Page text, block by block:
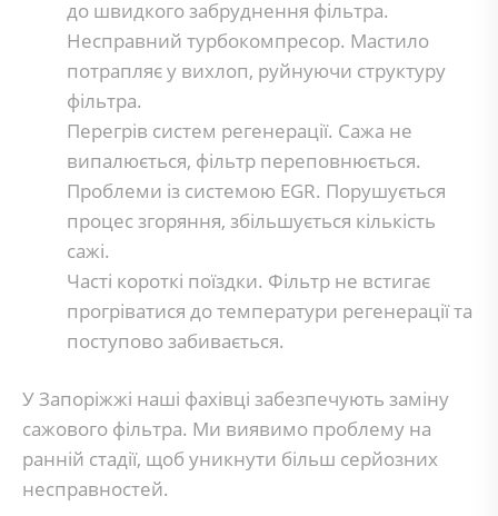
до швидкого забруднення фільтра.
Несправний турбокомпресор. Мастило
потрапляє у вихлоп, руйнуючи структуру
фільтра.
Перегрів систем регенерації. Сажа не
випалюється, фільтр переповнюється.
Проблеми із системою EGR. Порушується
процес згоряння, збільшується кількість
сажі.
Часті короткі поїздки. Фільтр не встигає
прогріватися до температури регенерації та
поступово забивається.
У Запоріжжі наші фахівці забезпечують заміну
сажового фільтра. Ми виявимо проблему на
ранній стадії, щоб уникнути більш серйозних
несправностей.